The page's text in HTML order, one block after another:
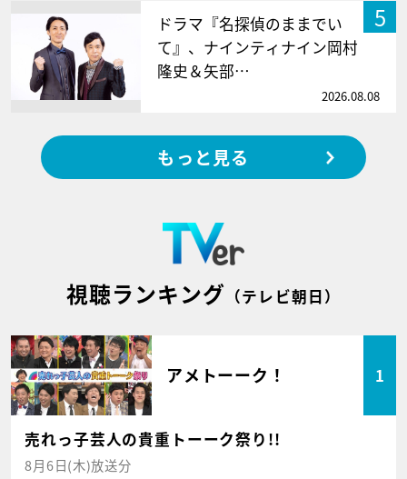
5
ドラマ『名探偵のままでい
て』、ナインティナイン岡村
隆史＆矢部…
2026.08.08
もっと見る
視聴ランキング （テレビ朝日）
アメトーーク！ 1
売れっ子芸人の貴重トーーク祭り!!
8月6日(木)放送分